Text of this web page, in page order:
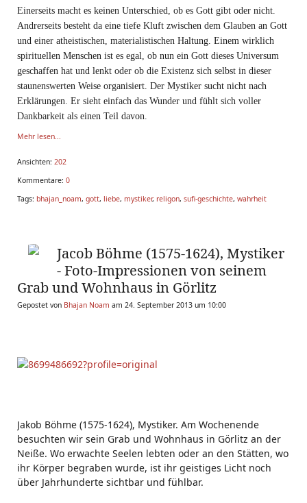
Einerseits macht es keinen Unterschied, ob es Gott gibt oder nicht.
Andrerseits besteht da eine tiefe Kluft zwischen dem Glauben an Gott
und einer atheistischen, materialistischen Haltung. Einem wirklich
spirituellen Menschen ist es egal, ob nun ein Gott dieses Universum
geschaffen hat und lenkt oder ob die Existenz sich selbst in dieser
staunenswerten Weise organisiert. Der Mystiker sucht nicht nach
Erklärungen. Er sieht einfach das Wunder und fühlt sich voller
Dankbarkeit als einen Teil davon.
Mehr lesen...
Ansichten: 202
Kommentare: 0
Tags: bhajan_noam, gott, liebe, mystiker, religon, sufi-geschichte, wahrheit
Jacob Böhme (1575-1624), Mystiker
- Foto-Impressionen von seinem
Grab und Wohnhaus in Görlitz
Gepostet von Bhajan Noam am 24. September 2013 um 10:00
Jakob Böhme (1575-1624), Mystiker. Am Wochenende
besuchten wir sein Grab und Wohnhaus in Görlitz an der
Neiße. Wo erwachte Seelen lebten oder an den Stätten, wo
ihr Körper begraben wurde, ist ihr geistiges Licht noch
über Jahrhunderte sichtbar und fühlbar.